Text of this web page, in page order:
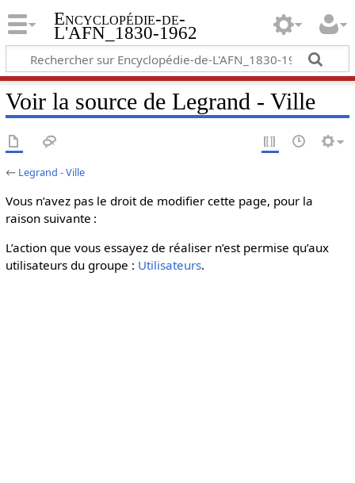
Encyclopédie-de-
L'AFN_1830-1962
Voir la source de Legrand - Ville
← Legrand - Ville
Vous n’avez pas le droit de modifier cette page, pour la
raison suivante :
L’action que vous essayez de réaliser n’est permise qu’aux
utilisateurs du groupe : Utilisateurs.